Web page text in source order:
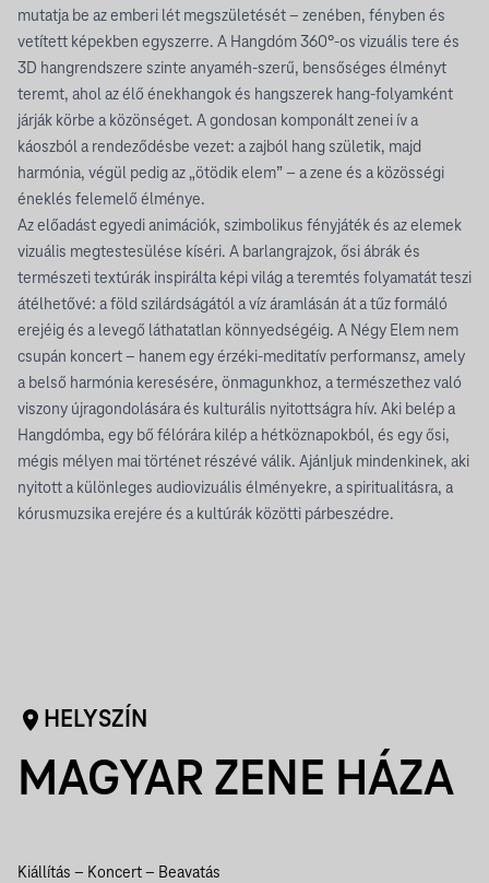
mutatja be az emberi lét megszületését – zenében, fényben és
vetített képekben egyszerre. A Hangdóm 360°-os vizuális tere és
3D hangrendszere szinte anyaméh-szerű, bensőséges élményt
teremt, ahol az élő énekhangok és hangszerek hang-folyamként
járják körbe a közönséget. A gondosan komponált zenei ív a
káoszból a rendeződésbe vezet: a zajból hang születik, majd
harmónia, végül pedig az „ötödik elem” – a zene és a közösségi
éneklés felemelő élménye.
Az előadást egyedi animációk, szimbolikus fényjáték és az elemek
vizuális megtestesülése kíséri. A barlangrajzok, ősi ábrák és
természeti textúrák inspirálta képi világ a teremtés folyamatát teszi
átélhetővé: a föld szilárdságától a víz áramlásán át a tűz formáló
erejéig és a levegő láthatatlan könnyedségéig. A Négy Elem nem
csupán koncert – hanem egy érzéki-meditatív performansz, amely
a belső harmónia keresésére, önmagunkhoz, a természethez való
viszony újragondolására és kulturális nyitottságra hív. Aki belép a
Hangdómba, egy bő félórára kilép a hétköznapokból, és egy ősi,
mégis mélyen mai történet részévé válik. Ajánljuk mindenkinek, aki
nyitott a különleges audiovizuális élményekre, a spiritualitásra, a
kórusmuzsika erejére és a kultúrák közötti párbeszédre.
HELYSZÍN
MAGYAR ZENE HÁZA
Kiállítás – Koncert – Beavatás